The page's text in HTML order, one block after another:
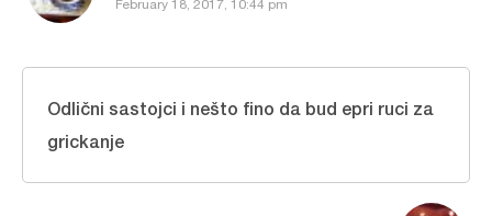
February 18, 2017, 10:44 pm
Odlični sastojci i nešto fino da bud epri ruci za
grickanje